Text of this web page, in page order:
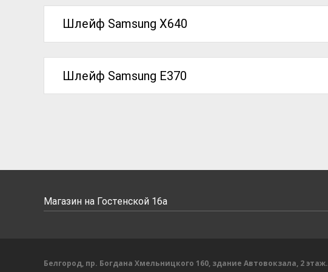
Шлейф Samsung E370
Шлейф Samsung X640
Магазин на Гостенской 16а
Белгород, пр. Богдана Хмельницкого 160, здание Автовокзала, 2 этаж.